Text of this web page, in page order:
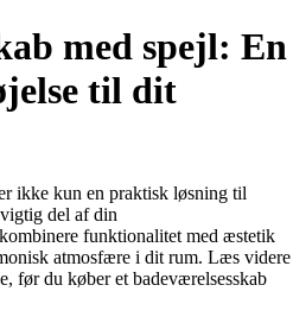
med spejl: En
til dit
ikke kun en praktisk løsning til
del af din
funktionalitet med æstetik
atmosfære i dit rum. Læs videre
før du køber et badeværelsesskab